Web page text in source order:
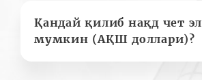
Қандай қилиб нақд чет
мумкин (АҚШ доллари)?